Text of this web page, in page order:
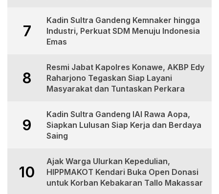
7
Kadin Sultra Gandeng Kemnaker hingga
Industri, Perkuat SDM Menuju Indonesia
Emas
8
Resmi Jabat Kapolres Konawe, AKBP Edy
Raharjono Tegaskan Siap Layani
Masyarakat dan Tuntaskan Perkara
9
Kadin Sultra Gandeng IAI Rawa Aopa,
Siapkan Lulusan Siap Kerja dan Berdaya
Saing
10
Ajak Warga Ulurkan Kepedulian,
HIPPMAKOT Kendari Buka Open Donasi
untuk Korban Kebakaran Tallo Makassar